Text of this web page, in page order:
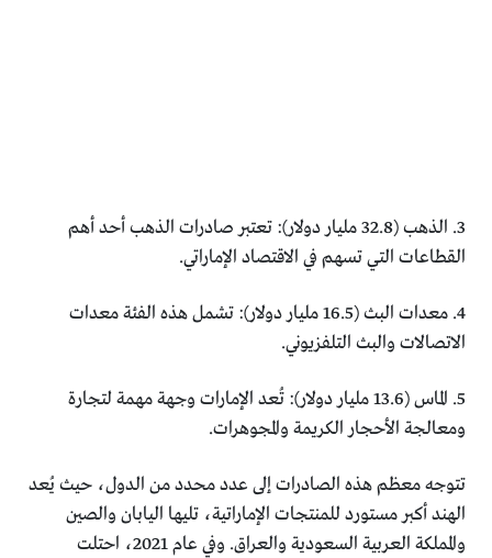
3. الذهب (32.8 مليار دولار): تعتبر صادرات الذهب أحد أهم
القطاعات التي تسهم في الاقتصاد الإماراتي.
4. معدات البث (16.5 مليار دولار): تشمل هذه الفئة معدات
الاتصالات والبث التلفزيوني.
5. الماس (13.6 مليار دولار): تُعد الإمارات وجهة مهمة لتجارة
ومعالجة الأحجار الكريمة والمجوهرات.
تتوجه معظم هذه الصادرات إلى عدد محدد من الدول، حيث يُعد
الهند أكبر مستورد للمنتجات الإماراتية، تليها اليابان والصين
والمملكة العربية السعودية والعراق. وفي عام 2021، احتلت